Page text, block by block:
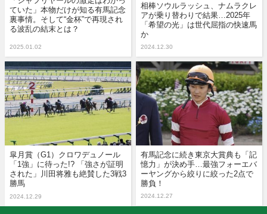
ていた」本物だけが知る有馬記念
裏事情。そして“金杯”で再現され
る波乱の結末とは？
2025.01.02
相棒ソウルラッシュ、ナムラクレ
アが乗り替わりで結果…2025年
「希望の光」は世代屈指の快速馬
か
2024.12.30
皐月賞（G1）クロワデュノール
「1強」に待った!? 「強さが証明
された」川田将雅も絶賛した3戦3
勝馬
2024.12.29
有馬記念に続き東京大賞典も「記
憶力」が決め手…最強フォーエバ
ーヤングから絞りに絞った2点で
勝負！
2024.12.27